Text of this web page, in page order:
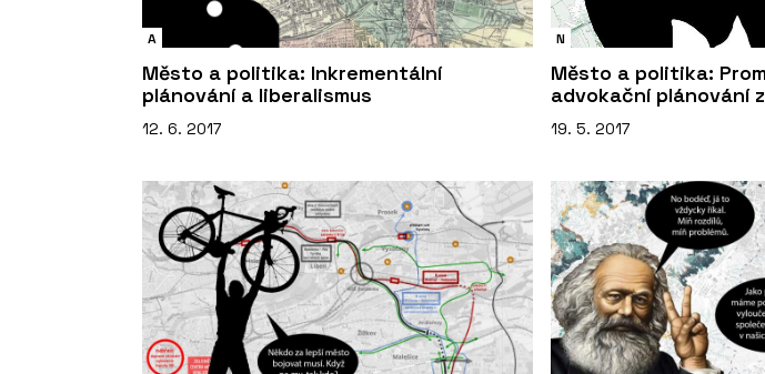
A
Město a politika: Inkrementální
plánování a liberalismus
12. 6. 2017
N
Město a politika:
advokační plánování
19. 5. 2017